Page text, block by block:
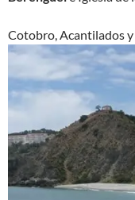
Cotobro, Acantilados